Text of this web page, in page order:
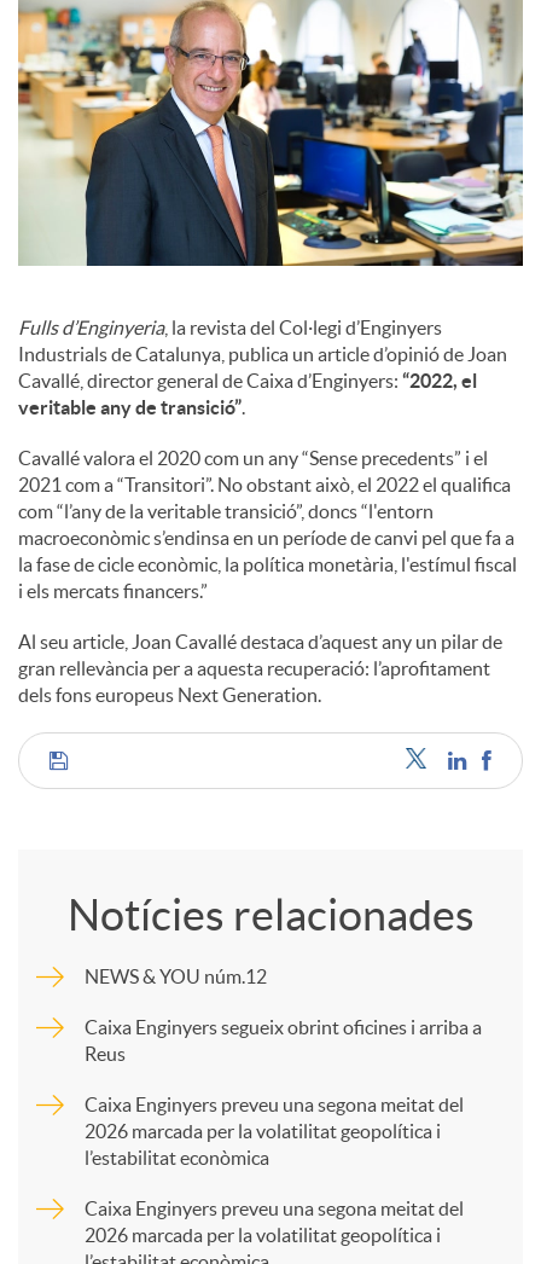
s
S
c
i
a
l
s
Fulls d’Enginyeria, la revista del Col·legi d’Enginyers
Industrials de Catalunya, publica un article d’opinió de Joan
Cavallé, director general de Caixa d’Enginyers: “2022, el
veritable any de transició”.
Cavallé valora el 2020 com un any “Sense precedents” i el
2021 com a “Transitori”. No obstant això, el 2022 el qualifica
com “l’any de la veritable transició”, doncs “l'entorn
macroeconòmic s’endinsa en un període de canvi pel que fa a
la fase de cicle econòmic, la política monetària, l'estímul fiscal
i els mercats financers.”
Al seu article, Joan Cavallé destaca d’aquest any un pilar de
gran rellevància per a aquesta recuperació: l’aprofitament
dels fons europeus Next Generation.
C
m
p
a
Notícies relacionades
NEWS & YOU núm.12
Caixa Enginyers segueix obrint oficines i arriba a
Reus
Caixa Enginyers preveu una segona meitat del
2026 marcada per la volatilitat geopolítica i
l’estabilitat econòmica
Caixa Enginyers preveu una segona meitat del
2026 marcada per la volatilitat geopolítica i